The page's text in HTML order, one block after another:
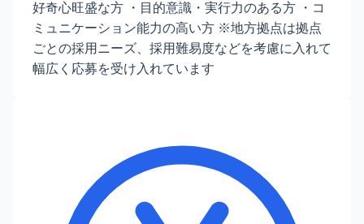
好奇心旺盛な方 ・目的意識・実行力のある方 ・コ
ミュニケーション能力の高い方 ※地方拠点は拠点
ごとの採用ニーズ、採用難易度などを考慮に入れて
幅広く応募を受け入れています